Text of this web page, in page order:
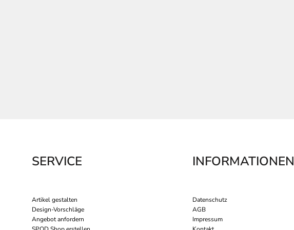
SERVICE
Artikel gestalten
Design-Vorschläge
Angebot anfordern
INFORMATIONEN
Datenschutz
AGB
Impressum